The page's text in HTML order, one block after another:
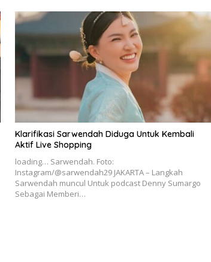
Klarifikasi Sarwendah Diduga Untuk Kembali
Aktif Live Shopping
loading… Sarwendah. Foto:
Instagram/@sarwendah29 JAKARTA – Langkah
Sarwendah muncul Untuk podcast Denny Sumargo
Sebagai Memberi…